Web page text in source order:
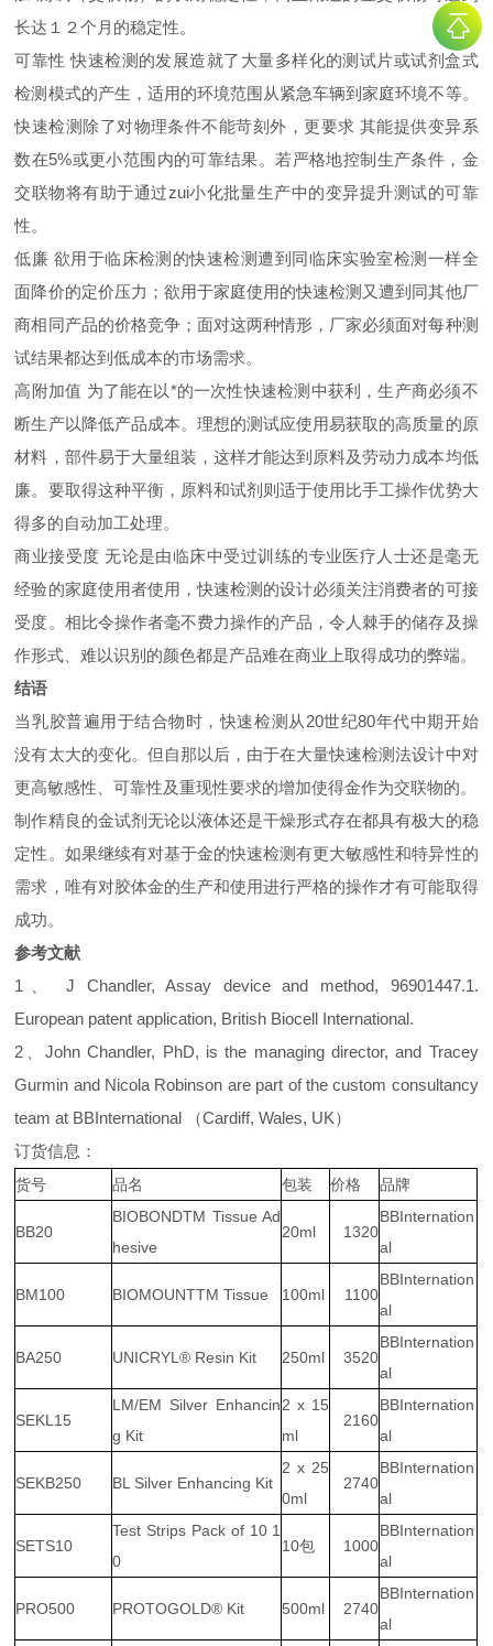
长达１２个月的稳定性。
可靠性 快速检测的发展造就了大量多样化的测试片或试剂盒式
检测模式的产生，适用的环境范围从紧急车辆到家庭环境不等。
快速检测除了对物理条件不能苛刻外，更要求 其能提供变异系
数在5%或更小范围内的可靠结果。若严格地控制生产条件，金
交联物将有助于通过zui小化批量生产中的变异提升测试的可靠
性。
低廉 欲用于临床检测的快速检测遭到同临床实验室检测一样全
面降价的定价压力；欲用于家庭使用的快速检测又遭到同其他厂
商相同产品的价格竞争；面对这两种情形，厂家必须面对每种测
试结果都达到低成本的市场需求。
高附加值 为了能在以*的一次性快速检测中获利，生产商必须不
断生产以降低产品成本。理想的测试应使用易获取的高质量的原
材料，部件易于大量组装，这样才能达到原料及劳动力成本均低
廉。要取得这种平衡，原料和试剂则适于使用比手工操作优势大
得多的自动加工处理。
商业接受度 无论是由临床中受过训练的专业医疗人士还是毫无
经验的家庭使用者使用，快速检测的设计必须关注消费者的可接
受度。相比令操作者毫不费力操作的产品，令人棘手的储存及操
作形式、难以识别的颜色都是产品难在商业上取得成功的弊端。
结语
当乳胶普遍用于结合物时，快速检测从20世纪80年代中期开始
没有太大的变化。但自那以后，由于在大量快速检测法设计中对
更高敏感性、可靠性及重现性要求的增加使得金作为交联物的。
制作精良的金试剂无论以液体还是干燥形式存在都具有极大的稳
定性。如果继续有对基于金的快速检测有更大敏感性和特异性的
需求，唯有对胶体金的生产和使用进行严格的操作才有可能取得
成功。
参考文献
1、 J Chandler, Assay device and method, 96901447.1.
European patent application, British Biocell International.
2、John Chandler, PhD, is the managing director, and Tracey
Gurmin and Nicola Robinson are part of the custom consultancy
team at BBInternational （Cardiff, Wales, UK）
订货信息：
货号 品名 包装 价格 品牌
BB20
BIOBONDTM Tissue Ad
hesive
20ml 1320
BBInternation
al
BM100 BIOMOUNTTM Tissue 100ml 1100
BBInternation
al
BA250 UNICRYL® Resin Kit 250ml 3520
BBInternation
al
SEKL15
LM/EM Silver Enhancin
g Kit
2 x 15
ml
2160
BBInternation
al
SEKB250 BL Silver Enhancing Kit
2 x 25
0ml
2740
BBInternation
al
SETS10
Test Strips Pack of 10 1
0
10包 1000
BBInternation
al
PRO500 PROTOGOLD® Kit 500ml 2740
BBInternation
al